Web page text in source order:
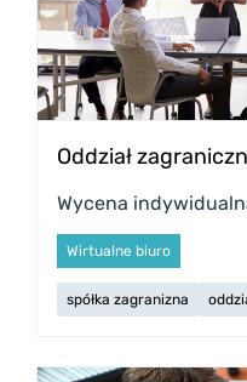
Oddział
Wycena
Wirtualne biuro
spółka zagranizna